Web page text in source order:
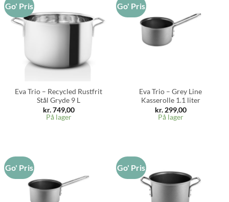
Go' Pris
Eva Trio – Recycled Rustfrit
Stål Gryde 9 L
kr.749,00
På lager
Go' Pris
Eva Trio – Grey Line
Kasserolle 1.1 liter
kr.299,00
På lager
Go' Pris Go' Pris